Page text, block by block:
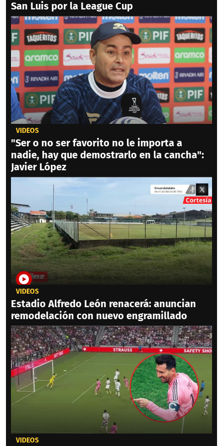
San Luis por la League Cup
VIDEOS
"Ser o no ser favorito no le importa a
nadie, hay que demostrarlo en la cancha":
Javier López
VIDEOS
Estadio Alfredo León renacerá: anuncian
remodelación con nuevo engramillado
VIDEOS